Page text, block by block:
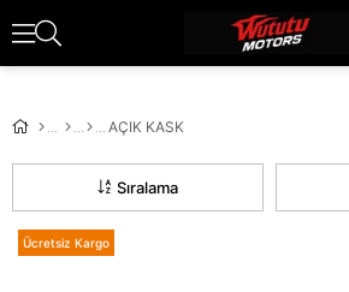
AÇIK KASK
Sıralama
Ücretsiz Kargo